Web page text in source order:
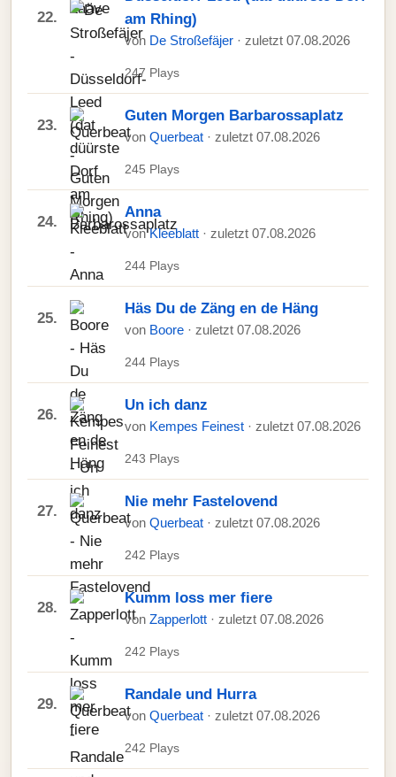
22.
am Rhing)
von De Stroßefäjer · zuletzt 07.08.2026
247 Plays
23.
Guten Morgen Barbarossaplatz
von Querbeat · zuletzt 07.08.2026
245 Plays
24.
Anna
vonKleeblatt · zuletzt 07.08.2026
244 Plays
25.
Häs Du de Zäng en de Häng
von Boore · zuletzt 07.08.2026
244 Plays
26.
Un ich danz
von Kempes Feinest · zuletzt 07.08.2026
243 Plays
27.
Nie mehr Fastelovend
von Querbeat · zuletzt 07.08.2026
242 Plays
28.
Kumm loss mer fiere
von Zapperlott · zuletzt 07.08.2026
242 Plays
29.
Randale und Hurra
von Querbeat · zuletzt 07.08.2026
242 Plays